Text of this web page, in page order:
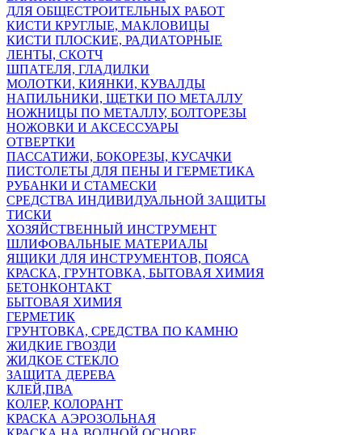
ДЛЯ ОБЩЕСТРОИТЕЛЬНЫХ РАБОТ
КИСТИ КРУГЛЫЕ, МАКЛОВИЦЫ
КИСТИ ПЛОСКИЕ, РАДИАТОРНЫЕ
ЛЕНТЫ, СКОТЧ
ШПАТЕЛЯ, ГЛАДИЛКИ
МОЛОТКИ, КИЯНКИ, КУВАЛДЫ
НАПИЛЬНИКИ, ЩЕТКИ ПО МЕТАЛЛУ
НОЖНИЦЫ ПО МЕТАЛЛУ, БОЛТОРЕЗЫ
НОЖОВКИ И АКСЕССУАРЫ
ОТВЕРТКИ
ПАССАТИЖИ, БОКОРЕЗЫ, КУСАЧКИ
ПИСТОЛЕТЫ ДЛЯ ПЕНЫ И ГЕРМЕТИКА
РУБАНКИ И СТАМЕСКИ
СРЕДСТВА ИНДИВИДУАЛЬНОЙ ЗАЩИТЫ
ТИСКИ
ХОЗЯЙСТВЕННЫЙ ИНСТРУМЕНТ
ШЛИФОВАЛЬНЫЕ МАТЕРИАЛЫ
ЯЩИКИ ДЛЯ ИНСТРУМЕНТОВ, ПОЯСА
КРАСКА, ГРУНТОВКА, БЫТОВАЯ ХИМИЯ
БЕТОНКОНТАКТ
БЫТОВАЯ ХИМИЯ
ГЕРМЕТИК
ГРУНТОВКА, СРЕДСТВА ПО КАМНЮ
ЖИДКИЕ ГВОЗДИ
ЖИДКОЕ СТЕКЛО
ЗАЩИТА ДЕРЕВА
КЛЕЙ,ПВА
КОЛЕР, КОЛОРАНТ
КРАСКА АЭРОЗОЛЬНАЯ